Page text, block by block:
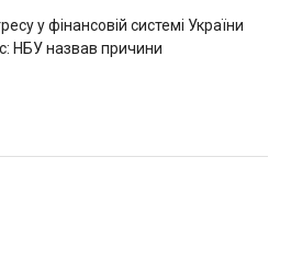
у фінансовій системі України
НБУ назвав причини